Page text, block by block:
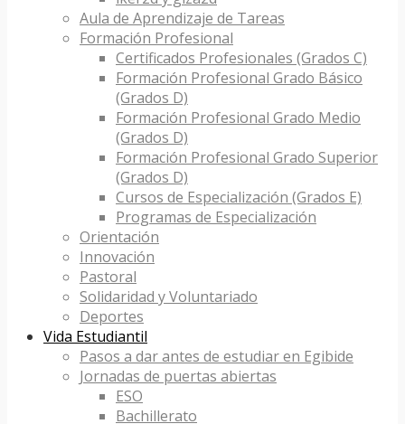
Aula de Aprendizaje de Tareas
Formación Profesional
Certificados Profesionales (Grados C)
Formación Profesional Grado Básico
(Grados D)
Formación Profesional Grado Medio
(Grados D)
Formación Profesional Grado Superior
(Grados D)
Cursos de Especialización (Grados E)
Programas de Especialización
Orientación
Innovación
Pastoral
Solidaridad y Voluntariado
Deportes
Vida Estudiantil
Pasos a dar antes de estudiar en Egibide
Jornadas de puertas abiertas
ESO
Bachillerato